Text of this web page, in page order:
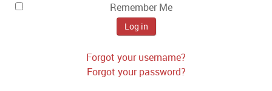
Remember Me
Log in
Forgot your username?
Forgot your password?